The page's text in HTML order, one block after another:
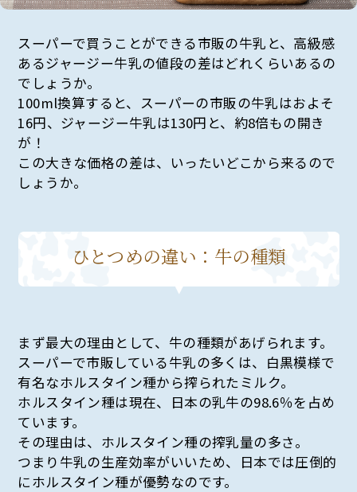
スーパーで買うことができる市販の牛乳と、高級感
あるジャージー牛乳の値段の差はどれくらいあるの
でしょうか。
100ml換算すると、スーパーの市販の牛乳はおよそ
16円、ジャージー牛乳は130円と、約8倍もの開き
が！
この大きな価格の差は、いったいどこから来るので
しょうか。
ひとつめの違い：牛の種類
まず最大の理由として、牛の種類があげられます。
スーパーで市販している牛乳の多くは、白黒模様で
有名なホルスタイン種から搾られたミルク。
ホルスタイン種は現在、日本の乳牛の98.6％を占め
ています。
その理由は、ホルスタイン種の搾乳量の多さ。
つまり牛乳の生産効率がいいため、日本では圧倒的
にホルスタイン種が優勢なのです。